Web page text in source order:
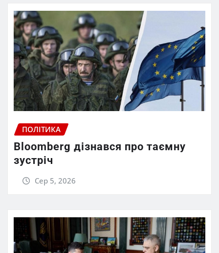
ПОЛІТИКА
Bloomberg дізнався про таємну
зустріч
Сер 5, 2026